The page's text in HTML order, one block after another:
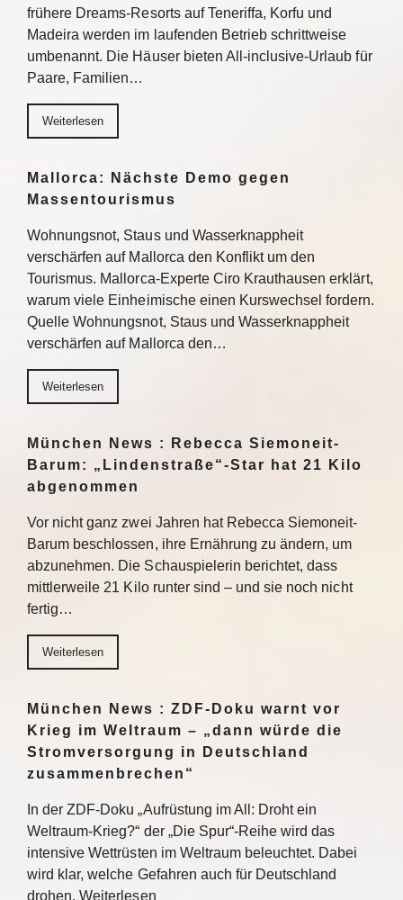
frühere Dreams-Resorts auf Teneriffa, Korfu und
Madeira werden im laufenden Betrieb schrittweise
umbenannt. Die Häuser bieten All-inclusive-Urlaub für
Paare, Familien…
Weiterlesen
Mallorca: Nächste Demo gegen
Massentourismus
Wohnungsnot, Staus und Wasserknappheit
verschärfen auf Mallorca den Konflikt um den
Tourismus. Mallorca-Experte Ciro Krauthausen erklärt,
warum viele Einheimische einen Kurswechsel fordern.
Quelle Wohnungsnot, Staus und Wasserknappheit
verschärfen auf Mallorca den…
Weiterlesen
München News : Rebecca Siemoneit-
Barum: „Lindenstraße“-Star hat 21 Kilo
abgenommen
Vor nicht ganz zwei Jahren hat Rebecca Siemoneit-
Barum beschlossen, ihre Ernährung zu ändern, um
abzunehmen. Die Schauspielerin berichtet, dass
mittlerweile 21 Kilo runter sind – und sie noch nicht
fertig…
Weiterlesen
München News : ZDF-Doku warnt vor
Krieg im Weltraum – „dann würde die
Stromversorgung in Deutschland
zusammenbrechen“
In der ZDF-Doku „Aufrüstung im All: Droht ein
Weltraum-Krieg?“ der „Die Spur“-Reihe wird das
intensive Wettrüsten im Weltraum beleuchtet. Dabei
wird klar, welche Gefahren auch für Deutschland
drohen. Weiterlesen